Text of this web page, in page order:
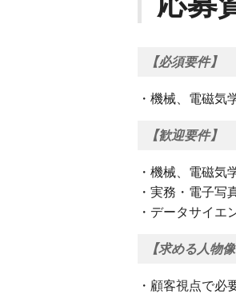
【必須要件】
・機械、電磁気
【歓迎要件】
・機械、電磁気
・実務・電子写
・データサイエ
【求める人物像
・顧客視点で必